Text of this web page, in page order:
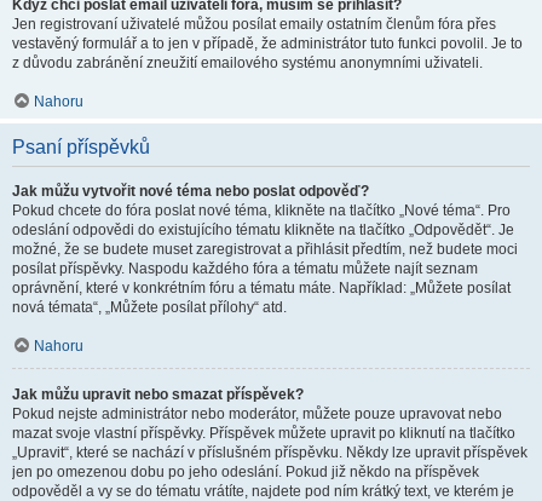
Když chci poslat email uživateli fóra, musím se přihlásit?
Jen registrovaní uživatelé můžou posílat emaily ostatním členům fóra přes
vestavěný formulář a to jen v případě, že administrátor tuto funkci povolil. Je to
z důvodu zabránění zneužití emailového systému anonymními uživateli.
Nahoru
Psaní příspěvků
Jak můžu vytvořit nové téma nebo poslat odpověď?
Pokud chcete do fóra poslat nové téma, klikněte na tlačítko „Nové téma“. Pro
odeslání odpovědi do existujícího tématu klikněte na tlačítko „Odpovědět“. Je
možné, že se budete muset zaregistrovat a přihlásit předtím, než budete moci
posílat příspěvky. Naspodu každého fóra a tématu můžete najít seznam
oprávnění, které v konkrétním fóru a tématu máte. Například: „Můžete posílat
nová témata“, „Můžete posílat přílohy“ atd.
Nahoru
Jak můžu upravit nebo smazat příspěvek?
Pokud nejste administrátor nebo moderátor, můžete pouze upravovat nebo
mazat svoje vlastní příspěvky. Příspěvek můžete upravit po kliknutí na tlačítko
„Upravit“, které se nachází v příslušném příspěvku. Někdy lze upravit příspěvek
jen po omezenou dobu po jeho odeslání. Pokud již někdo na příspěvek
odpověděl a vy se do tématu vrátíte, najdete pod ním krátký text, ve kterém je